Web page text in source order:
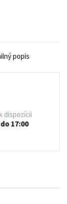
popis
dispozícii
17:00